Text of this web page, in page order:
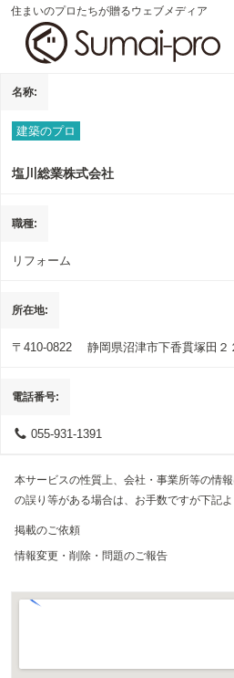
住まいのプロたちが贈るウェブメディア
名称
建築のプロ
塩川総業株式会社
職種
リフォーム
所在地
〒410-0822 静岡県沼津市下香貫塚田２
電話番号
055-931-1391
本サービスの性質上、会社・事業所等の情
の誤り等がある場合は、お手数ですが下記よ
掲載のご依頼
情報変更・削除・問題のご報告